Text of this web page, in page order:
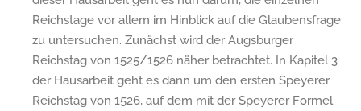
Reichstage vor allem im Hinblick auf die Glaubensfrage
zu untersuchen. Zunächst wird der Augsburger
Reichstag von 1525/1526 näher betrachtet. In Kapitel 3
der Hausarbeit geht es dann um den ersten Speyerer
Reichstag von 1526, auf dem mit der Speyerer Formel